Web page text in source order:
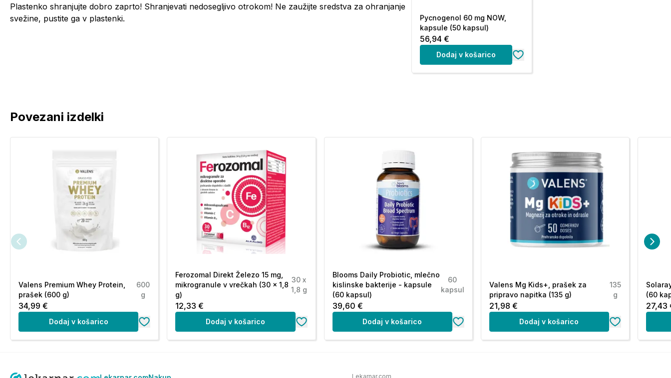
Plastenko shranjujte dobro zaprto! Shranjevati nedosegljivo otrokom! Ne zaužijte sredstva za ohranjanje
svežine, pustite ga v plastenki.
Pycnogenol 60 mg NOW,
kapsule (50 kapsul)
56,94 €
Dodaj v košarico
Povezani izdelki
Valens Premium Whey Protein,
prašek (600 g)
600
g
34,99 €
Dodaj v košarico
Ferozomal Direkt Železo 15 mg,
mikrogranule v vrečkah (30 x 1,8
g)
30 x
1,8 g
12,33 €
Dodaj v košarico
Blooms Daily Probiotic, mlečno
kislinske bakterije - kapsule
(60 kapsul)
60
kapsul
39,60 €
Dodaj v košarico
Valens Mg Kids+, prašek za
pripravo napitka (135 g)
135
g
21,98 €
Dodaj v košarico
(60
27,43
Lekarnar.com